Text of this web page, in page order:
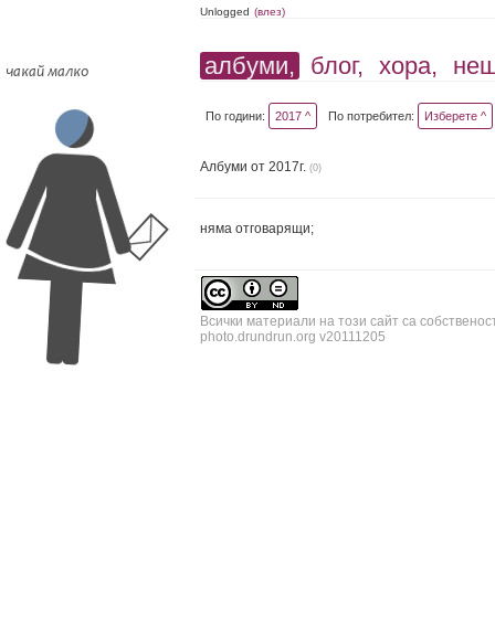
Unlogged (влез)
албуми, блог, хора,
По години: 2017 ^ По потребител: Изберете ^
Албуми от 2017г. (0)
няма отговарящи;
Всички материали на този сайт са
photo.drundrun.org v20111205